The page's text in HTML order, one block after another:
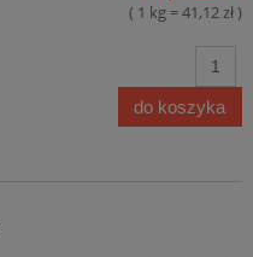
( 1 kg = 41,12 zł )
do koszyka